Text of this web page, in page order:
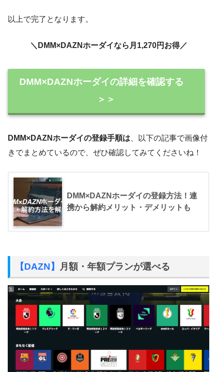
以上で完了となります。
＼DMM×DAZNホーダイなら月1,270円お得／
DMM×DAZNホーダイの詳細を確認する
＞＞
DMM×DAZNホーダイの登録手順は 、以下の記事で画像付
きでまとめているので、ぜひ確認してみてくださいね！
DMM×DAZNホーダイの登録方法！連
携から解約メリット・デメリットも
【DAZN】 月額・年額プランが選べる